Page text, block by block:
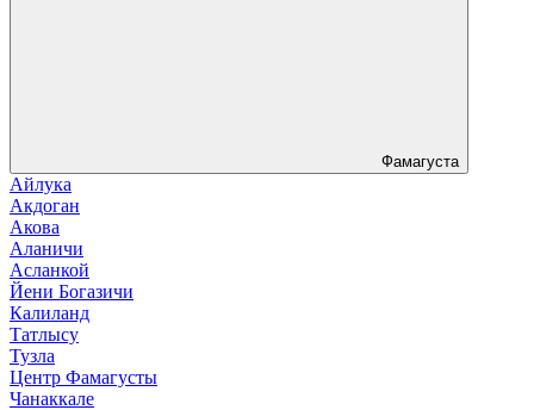
Фамагуста
Айлука
Акдоган
Акова
Аланичи
Асланкой
Йени Богазичи
Калиланд
Татлысу
Тузла
Центр Фамагусты
Чанаккале